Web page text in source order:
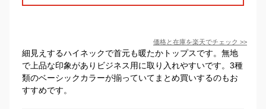
価格と在庫を楽天でチェック >>
細見えするハイネックで首元も暖たかトップスです。無地
で上品な印象がありビジネス用に取り入れやすいです。3種
類のベーシックカラーが揃っていてまとめ買いするのもお
すすめです。